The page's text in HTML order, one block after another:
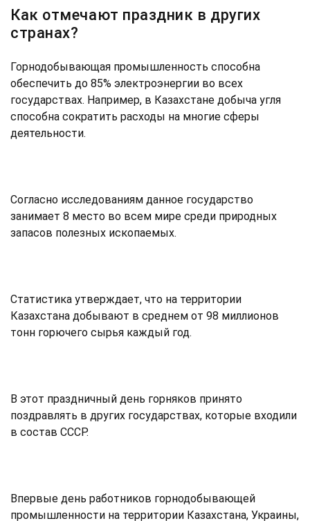
Как отмечают праздник в других
странах?
Горнодобывающая промышленность способна
обеспечить до 85% электроэнергии во всех
государствах. Например, в Казахстане добыча угля
способна сократить расходы на многие сферы
деятельности.
Согласно исследованиям данное государство
занимает 8 место во всем мире среди природных
запасов полезных ископаемых.
Статистика утверждает, что на территории
Казахстана добывают в среднем от 98 миллионов
тонн горючего сырья каждый год.
В этот праздничный день горняков принято
поздравлять в других государствах, которые входили
в состав СССР.
Впервые день работников горнодобывающей
промышленности на территории Казахстана, Украины,